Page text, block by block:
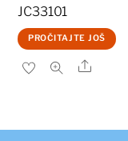
JC33101
PROČITAJTE JOŠ
Share